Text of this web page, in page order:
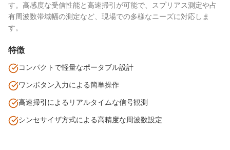
す。高感度な受信性能と高速掃引が可能で、スプリアス測定や占
有周波数帯域幅の測定など、現場での多様なニーズに対応しま
す。
特徴
コンパクトで軽量なポータブル設計
ワンボタン入力による簡単操作
高速掃引によるリアルタイムな信号観測
シンセサイザ方式による高精度な周波数設定